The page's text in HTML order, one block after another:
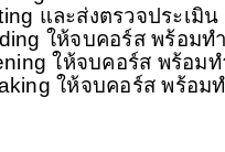
และส่งตรวจประเมิ
ให้จบคอร์ส พร้อม
ให้จบคอร์ส พร้อม
ให้จบคอร์ส พร้อม